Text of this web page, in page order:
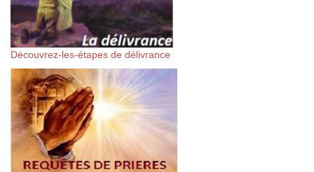
Découvrez-les-étapes de délivrance